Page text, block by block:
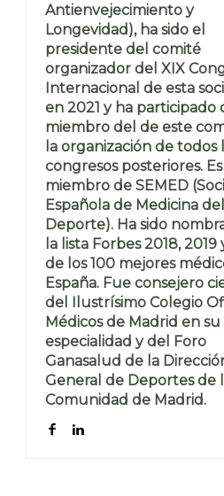
Antienvejecimiento y
Longevidad), ha sido el
presidente del comité
organizador del XIX
Internacional de esta
en 2021 y ha participado
miembro del de este
la organización de todos
congresos posteriores. Es
miembro de SEMED
Española de Medicina del
Deporte). Ha sido
la lista Forbes 2018,
de los 100 mejores
España. Fue consejero
del Ilustrísimo Colegio
Médicos de Madrid en su
especialidad y del Foro
Ganasalud de la
General de Deportes de
Comunidad de Madrid.